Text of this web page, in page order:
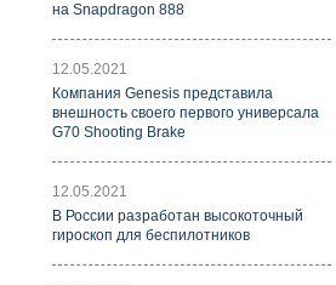
на Snapdragon 888
12.05.2021
Компания Genesis представила
внешность своего первого универсала
G70 Shooting Brake
12.05.2021
В России разработан высокоточный
гироскоп для беспилотников